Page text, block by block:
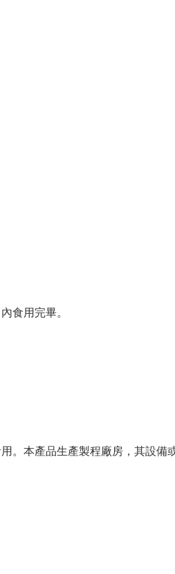
食用完畢。
。本產品生產製程廠房，其設